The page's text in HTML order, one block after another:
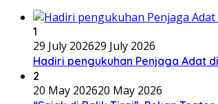
1
29 July 202629 July 2026
Hadiri pengukuhan Penjaga Adat
2
20 May 202620 May 2026